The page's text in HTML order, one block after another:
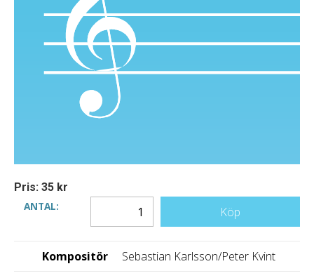
Pris: 35 kr
ANTAL:
Köp
Kompositör
Sebastian Karlsson/Peter Kvint